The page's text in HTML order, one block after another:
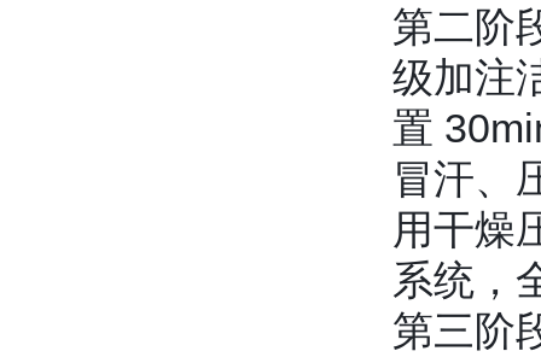
第二阶
级加注
置
冒汗、
用干燥
系统，
第三阶